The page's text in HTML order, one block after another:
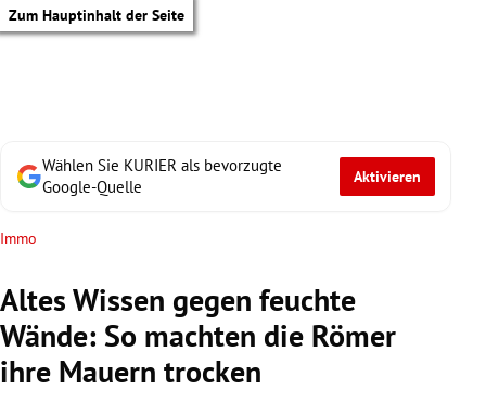
Zum Hauptinhalt der Seite
Wählen Sie KURIER als bevorzugte
Google-Quelle
Aktivieren
Immo
Altes Wissen gegen feuchte
Wände: So machten die Römer
ihre Mauern trocken